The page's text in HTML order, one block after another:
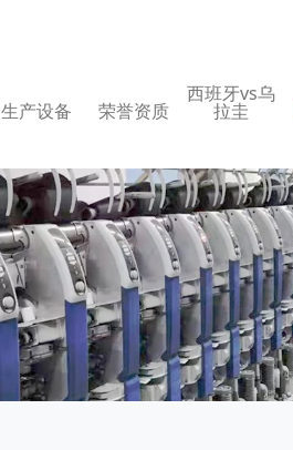
生产设备 荣誉资质
西班牙vs乌
拉圭